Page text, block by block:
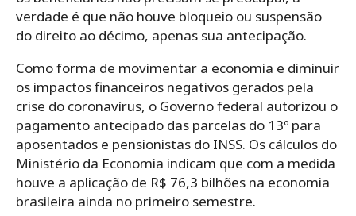
verdade é que não houve bloqueio ou suspensão
do direito ao décimo, apenas sua antecipação.
Como forma de movimentar a economia e diminuir
os impactos financeiros negativos gerados pela
crise do coronavírus, o Governo federal autorizou o
pagamento antecipado das parcelas do 13º para
aposentados e pensionistas do INSS. Os cálculos do
Ministério da Economia indicam que com a medida
houve a aplicação de R$ 76,3 bilhões na economia
brasileira ainda no primeiro semestre.